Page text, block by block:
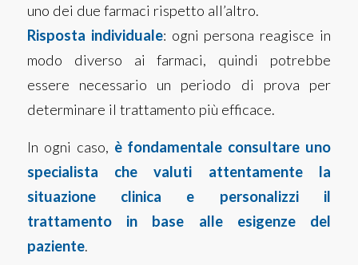
uno dei due farmaci rispetto all’altro.
Risposta individuale: ogni persona reagisce in
modo diverso ai farmaci, quindi potrebbe
essere necessario un periodo di prova per
determinare il trattamento più efficace.
In ogni caso, è fondamentale consultare uno
specialista che valuti attentamente la
situazione clinica e personalizzi il
trattamento in base alle esigenze del
paziente.